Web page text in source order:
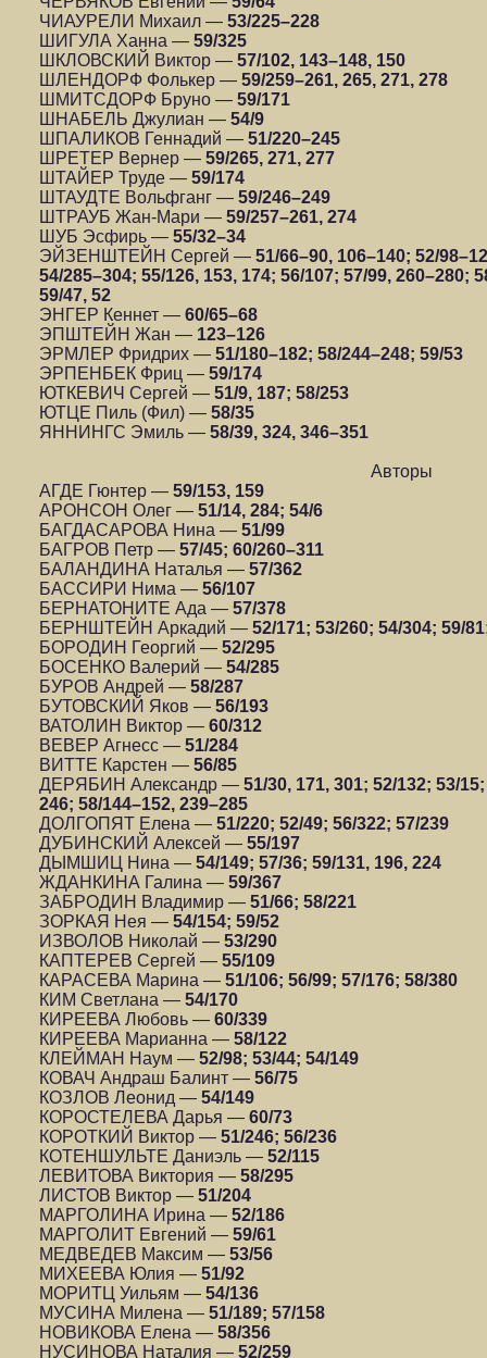
ЧИАУРЕЛИ Михаил — 53/225–228
ШИГУЛА Ханна — 59/325
ШКЛОВСКИЙ Виктор — 57/102, 143–148, 150
ШЛЕНДОРФ Фолькер — 59/259–261, 265, 271, 278
ШМИТСДОРФ Бруно — 59/171
ШНАБЕЛЬ Джулиан — 54/9
ШПАЛИКОВ Геннадий — 51/220–245
ШРЕТЕР Вернер — 59/265, 271, 277
ШТАЙЕР Труде — 59/174
ШТАУДТЕ Вольфганг — 59/246–249
ШТРАУБ Жан-Мари — 59/257–261, 274
ШУБ Эсфирь — 55/32–34
ЭЙЗЕНШТЕЙН Сергей — 51/66–90, 106–140; 52/
54/285–304; 55/126, 153, 174; 56/107; 57/99, 260–280;
59/47, 52
ЭНГЕР Кеннет — 60/65–68
ЭПШТЕЙН Жан — 123–126
ЭРМЛЕР Фридрих — 51/180–182; 58/244–248; 59/53
ЭРПЕНБЕК Фриц — 59/174
ЮТКЕВИЧ Сергей — 51/9, 187; 58/253
ЮТЦЕ Пиль (Фил) — 58/35
ЯННИНГС Эмиль — 58/39, 324, 346–351
Авторы
АГДЕ Гюнтер — 59/153, 159
АРОНСОН Олег — 51/14, 284; 54/6
БАГДАСАРОВА Нина — 51/99
БАГРОВ Петр — 57/45; 60/260–311
БАЛАНДИНА Наталья — 57/362
БАССИРИ Нима — 56/107
БЕРНАТОНИТЕ Ада — 57/378
БЕРНШТЕЙН Аркадий — 52/171; 53/260; 54/304; 59/
БОРОДИН Георгий — 52/295
БОСЕНКО Валерий — 54/285
БУРОВ Андрей — 58/287
БУТОВСКИЙ Яков — 56/193
ВАТОЛИН Виктор — 60/312
ВЕВЕР Агнесс — 51/284
ВИТТЕ Карстен — 56/85
ДЕРЯБИН Александр — 51/30, 171, 301; 52/132; 53/
246; 58/144–152, 239–285
ДОЛГОПЯТ Елена — 51/220; 52/49; 56/322; 57/239
ДУБИНСКИЙ Алексей — 55/197
ДЫМШИЦ Нина — 54/149; 57/36; 59/131, 196, 224
ЖДАНКИНА Галина — 59/367
ЗАБРОДИН Владимир — 51/66; 58/221
ЗОРКАЯ Нея — 54/154; 59/52
ИЗВОЛОВ Николай — 53/290
КАПТЕРЕВ Сергей — 55/109
КАРАСЕВА Марина — 51/106; 56/99; 57/176; 58/380
КИМ Светлана — 54/170
КИРЕЕВА Любовь — 60/339
КИРЕЕВА Марианна — 58/122
КЛЕЙМАН Наум — 52/98; 53/44; 54/149
КОВАЧ Андраш Балинт — 56/75
КОЗЛОВ Леонид — 54/149
КОРОСТЕЛЕВА Дарья — 60/73
КОРОТКИЙ Виктор — 51/246; 56/236
КОТЕНШУЛЬТЕ Даниэль — 52/115
ЛЕВИТОВА Виктория — 58/295
ЛИСТОВ Виктор — 51/204
МАРГОЛИНА Ирина — 52/186
МАРГОЛИТ Евгений — 59/61
МЕДВЕДЕВ Максим — 53/56
МИХЕЕВА Юлия — 51/92
МОРИТЦ Уильям — 54/136
МУСИНА Милена — 51/189; 57/158
НОВИКОВА Елена — 58/356
НУСИНОВА Наталия — 52/259